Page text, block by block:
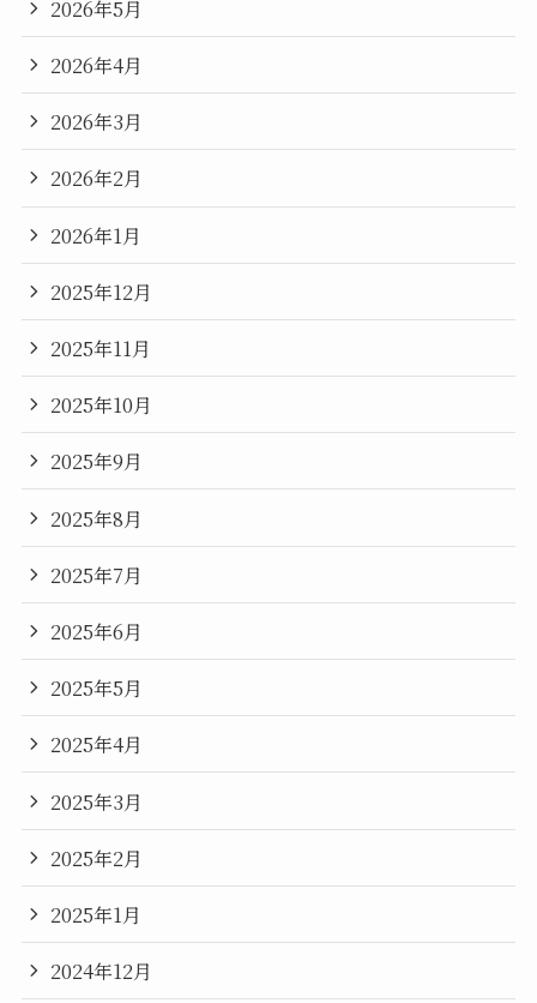
2026年5月
2026年4月
2026年3月
2026年2月
2026年1月
2025年12月
2025年11月
2025年10月
2025年9月
2025年8月
2025年7月
2025年6月
2025年5月
2025年4月
2025年3月
2025年2月
2025年1月
2024年12月